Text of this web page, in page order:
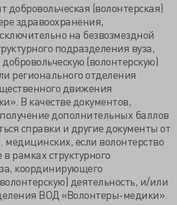
добровольческая (волонтерская)
здравоохранения,
на безвозмездной
подразделения вуза,
(волонтерскую)
регионального отделения
движения
В качестве документов,
дополнительных баллов
справки и другие документы от
медицинских, если волонтерство
рамках структурного
координирующего
деятельность, и/или
ВОД «Волонтеры-медики».